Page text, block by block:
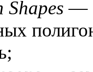
Shapes—